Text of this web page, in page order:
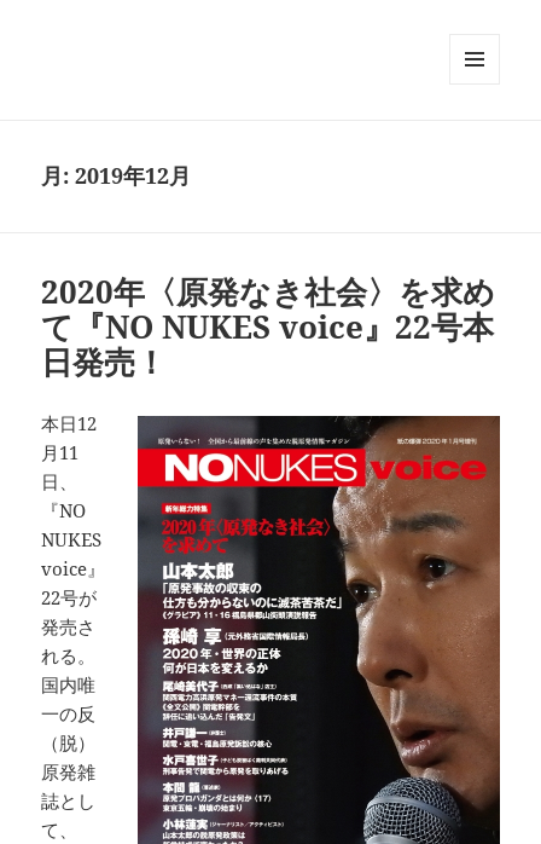
月:2019年12月
2020年〈原発なき社会〉を求め
て『NO NUKES voice』22号本
日発売！
本日12
月11
日、
『NO
NUKES
voice』
22号が
発売さ
れる。
国内唯
一の反
（脱）
原発雑
誌とし
て、